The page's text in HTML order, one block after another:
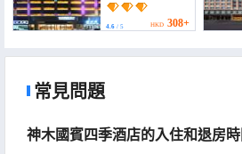
4.6 / 5 HKD 308+
常見問題
神木國賓四季酒店的入住和退房